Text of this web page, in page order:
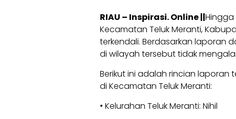
RIAU – Inspirasi. Online ||Hingga
Kecamatan Teluk Meranti,
terkendali. Berdasarkan laporan
di wilayah tersebut tidak
Berikut ini adalah rincian laporan
di Kecamatan Teluk Meranti:
• Kelurahan Teluk Meranti: Nihil